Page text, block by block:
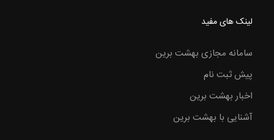
لینک های مفید
سامانه مجازی بهشت برین
پیش ثبت نام
اخبار بهشت برین
آشنایی با بهشت برین